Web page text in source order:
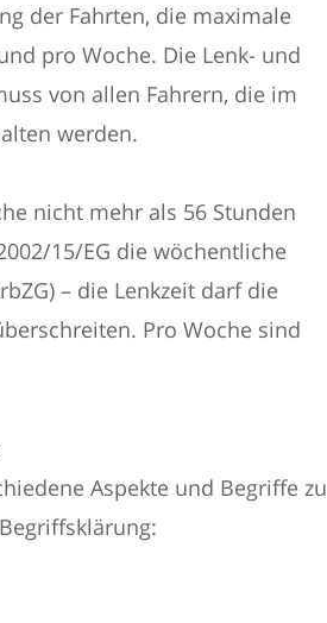
der Fahrten, die maximale
pro Woche. Die Lenk- und
von allen Fahrern, die im
werden.
nicht mehr als 56 Stunden
15/EG die wöchentliche
– die Lenkzeit darf die
Pro Woche sind
Aspekte und Begriffe zu